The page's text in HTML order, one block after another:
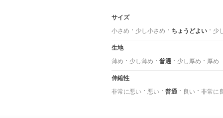
サイズ
小さめ
少し小さめ ちょうどよい 少
生地
薄め
少し薄め 普通 少し厚め 厚め
伸縮性
非常に悪い
悪い 普通 良い 非常に